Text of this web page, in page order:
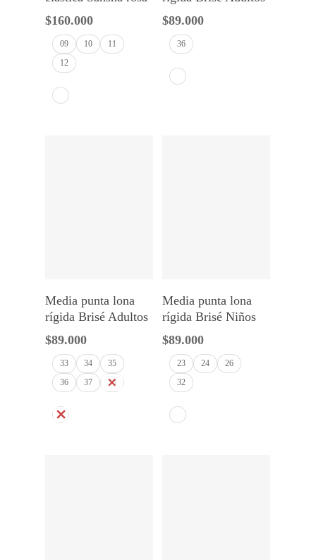
$160.000
09 10
11
12
$89.000
36
Media punta lona
rígida Brisé Adultos
$89.000
33 34
35
36
37 38
Media punta lona
rígida Brisé Niños
$89.000
23 24
26
32